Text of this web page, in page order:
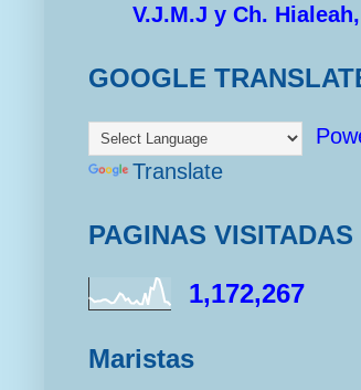
V.J.M.J y Ch.
GOOGLE
Translate
PAGINAS VISITADAS
1,172,267
Maristas